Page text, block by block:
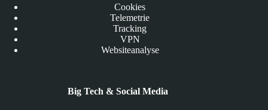
Cookies
Telemetrie
Tracking
VPN
Websiteanalyse
Big Tech & Social Media